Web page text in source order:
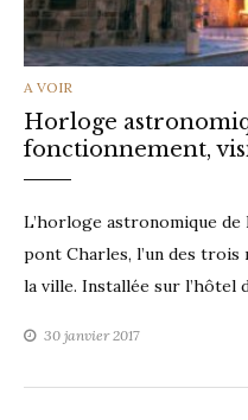
CATEGORIES
A VOIR
Horloge
fonctionnement,
L’horloge astronomique de
pont Charles, l’un des
la ville. Installée sur l’hôtel
30 janvier 2017